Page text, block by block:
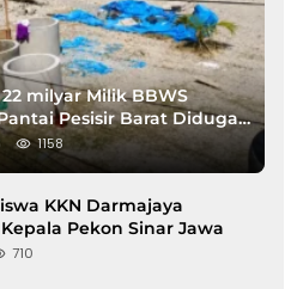
milyar Milik BBWS
Pesisir Barat Diduga
Banci
1158
KKN Darmajaya
Pekon Sinar Jawa
710